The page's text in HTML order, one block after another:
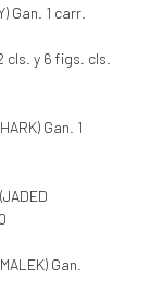
Gan. 1 carr.
cls. y 6 figs. cls.
Gan. 1
Gan.